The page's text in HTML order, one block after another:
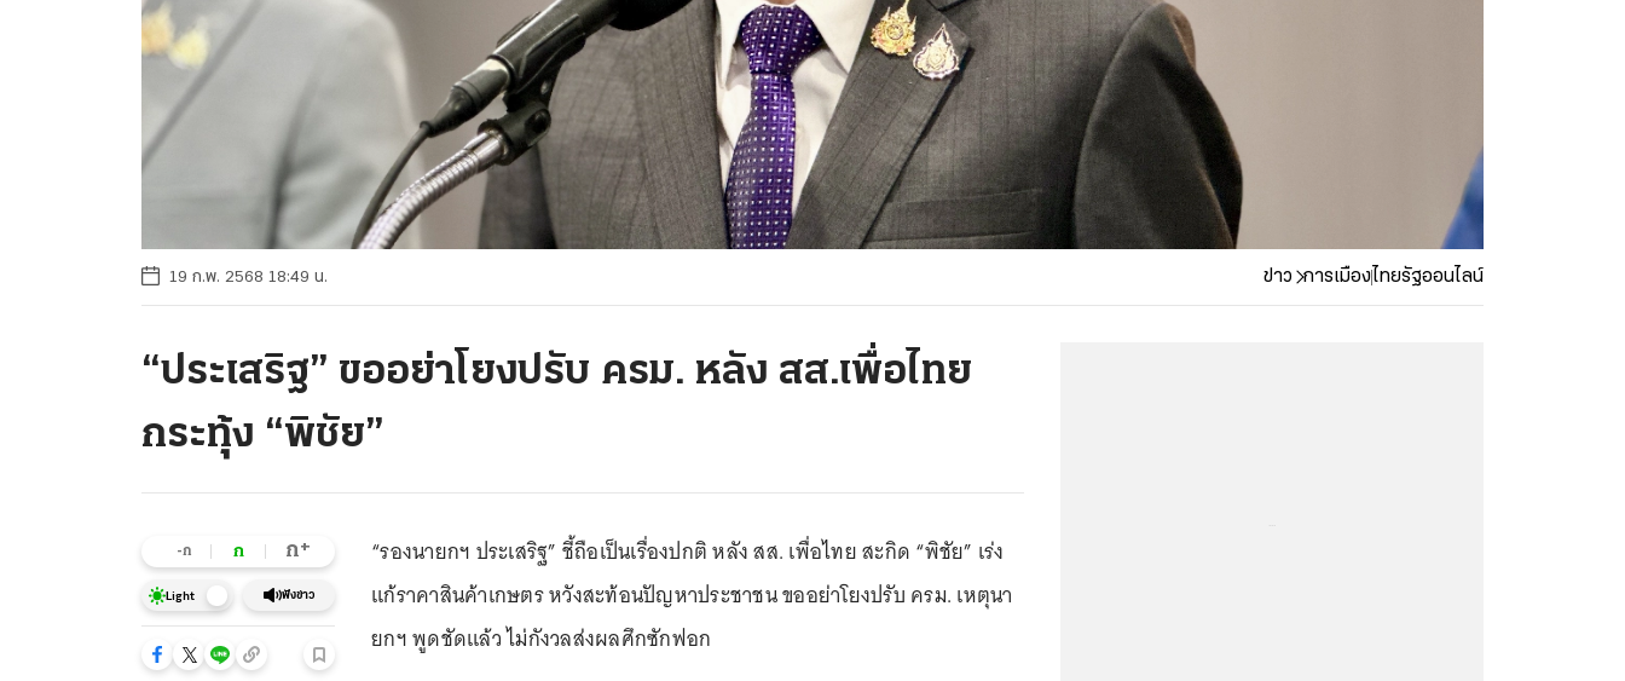
19 ก.พ. 2568 18:49 น. ข่าว การเมืองไทยรัฐออนไลน์
“ประเสริฐ” ขออย่าโยงปรับ ครม. หลัง สส.เพื่อไทย
กระทุ้ง “พิชัย”
-ก ก ก+
Light ฟังข่าว
“รองนายกฯ ประเสริฐ” ชี้ถือเป็นเรื่องปกติ หลัง สส. เพื่อไทย สะกิด “พิชัย” เร่ง
แก้ราคาสินค้าเกษตร หวังสะท้อนปัญหาประชาชน ขออย่าโยงปรับ ครม. เหตุนา
ยกฯ พูดชัดแล้ว ไม่กังวลส่งผลศึกซักฟอก